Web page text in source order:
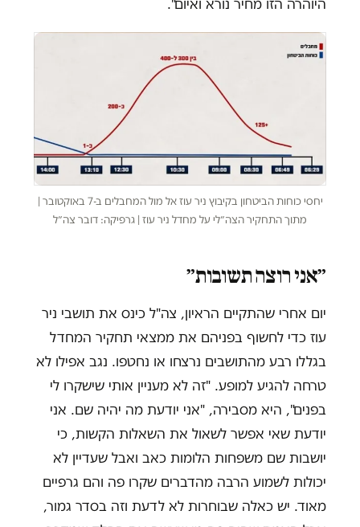
היוהרה הזו מחיר נורא ואיום".
יחסי כוחות הביטחון בקיבוץ ניר עוז אל מול המחבלים ב-7 באוקטובר |
מתוך התחקיר הצה״לי על מחדל ניר עוז | גרפיקה: דובר צה״ל
״אני רוצה תשובות״
יום אחרי שהתקיים הראיון, צה"ל כינס את תושבי ניר
עוז כדי לחשוף בפניהם את ממצאי תחקיר המחדל
בגללו רבע מהתושבים נרצחו או נחטפו. נגב אפילו לא
טרחה להגיע למופע. "זה לא מעניין אותי שישקרו לי
בפנים", היא מסבירה, "אני יודעת מה יהיה שם. אני
יודעת שאי אפשר לשאול את השאלות הקשות, כי
יושבות שם משפחות הלומות כאב ואבל שעדיין לא
יכולות לשמוע הרבה מהדברים שקרו פה והם גרפיים
מאוד. יש כאלה שבוחרות לא לדעת וזה בסדר גמור,